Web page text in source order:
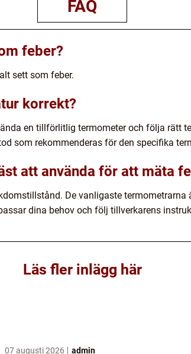
FAQ
feber?
sett som feber.
korrekt?
en tillförlitlig termometer och följa rätt
som rekommenderas för den specifika
att använda för att mäta
De vanligaste
dina behov och följ tillverkarens
Läs fler inlägg här
07 augusti 2026 admin